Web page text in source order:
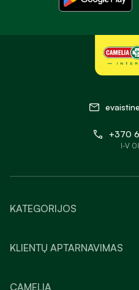
+370
I-V
KATEGORIJOS
KLIENTŲ APTARNAVIMAS
CAMELIA